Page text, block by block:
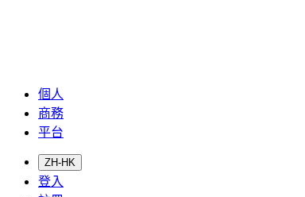
個人
商務
平台
ZH-HK
登入